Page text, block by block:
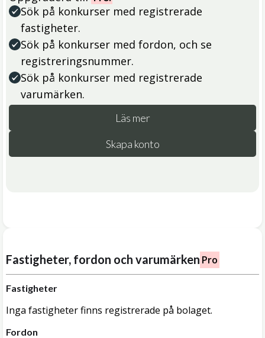
Sök på konkurser med registrerade
fastigheter.
Sök på konkurser med fordon, och se
registreringsnummer.
Sök på konkurser med registrerade
varumärken.
Läs mer
Skapa konto
Fastigheter, fordon och varumärken Pro
Fastigheter
Inga fastigheter finns registrerade på bolaget.
Fordon